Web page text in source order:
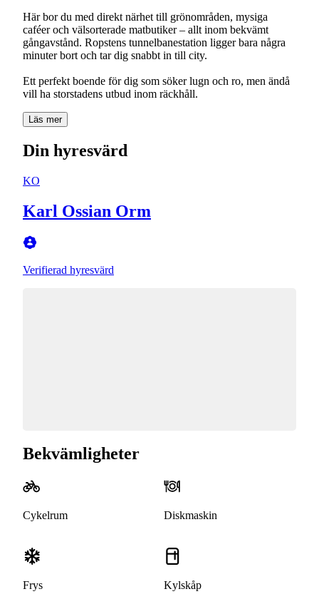
Här bor du med direkt närhet till grönområden, mysiga
caféer och välsorterade matbutiker – allt inom bekvämt
gångavstånd. Ropstens tunnelbanestation ligger bara några
minuter bort och tar dig snabbt in till city.
Ett perfekt boende för dig som söker lugn och ro, men ändå
Läs mer
Din hyresvärd
KO
Karl Ossian Orm
Verifierad hyresvärd
Bekvämligheter
Cykelrum Diskmaskin
Frys Kylskåp